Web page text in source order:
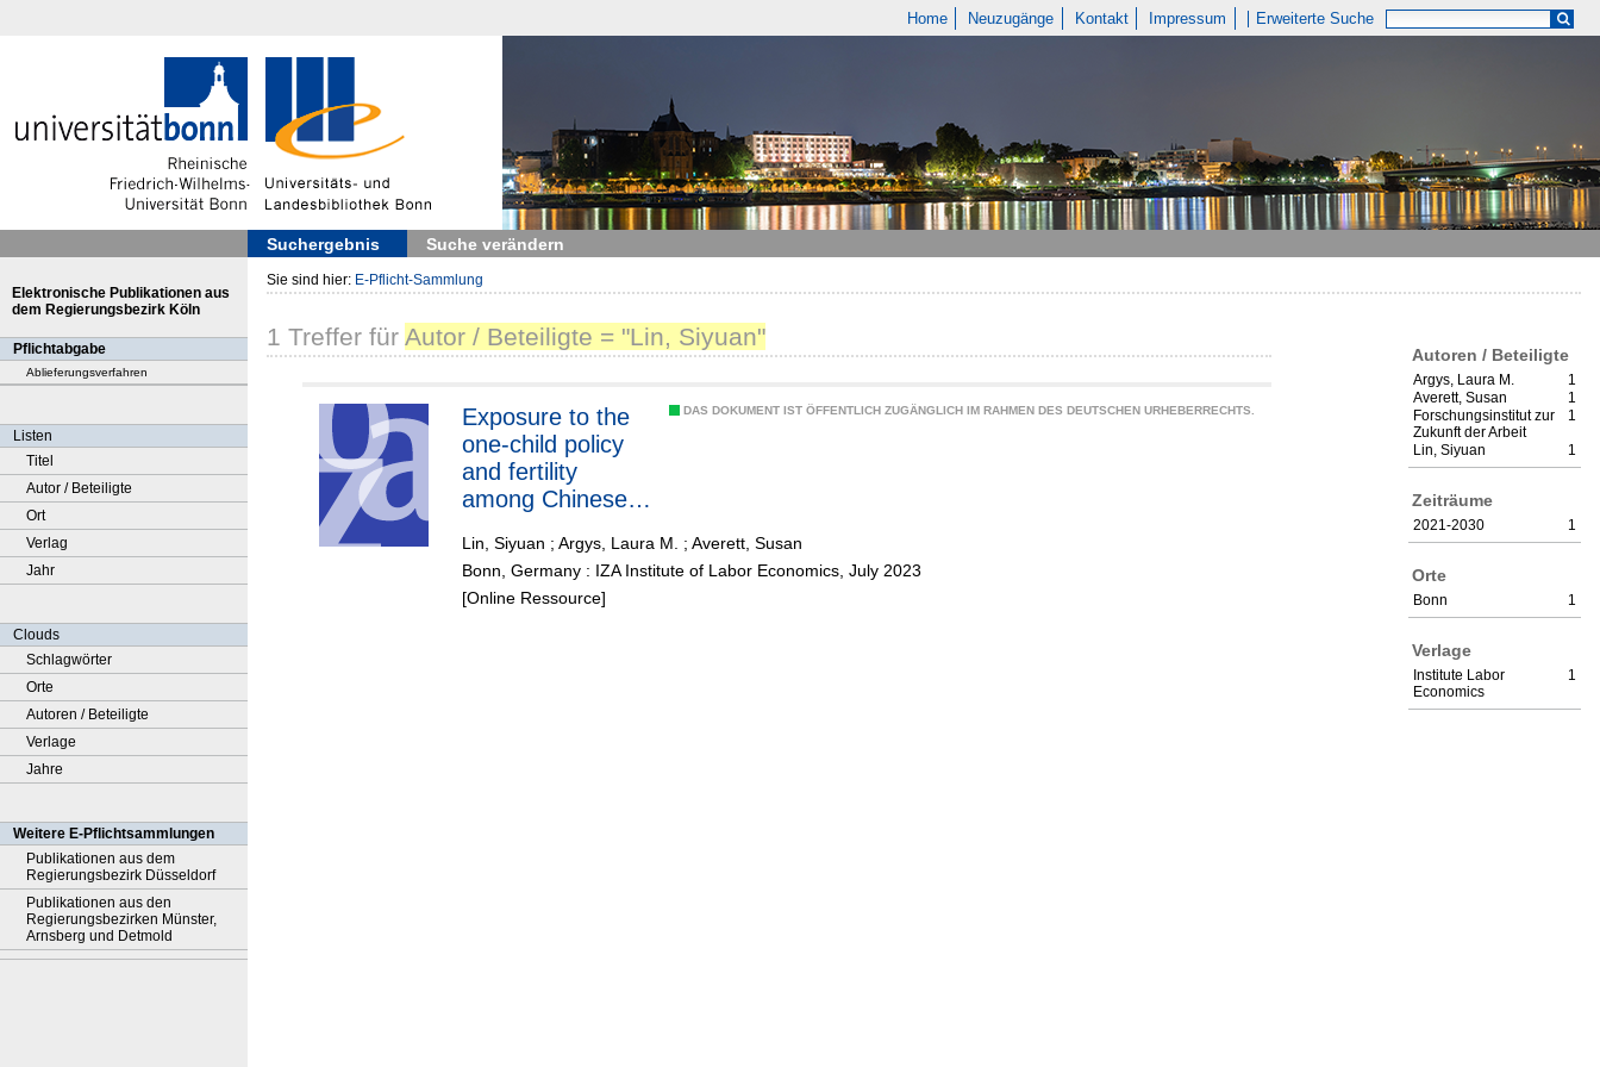
Home Neuzugänge Kontakt Impressum Erweiterte Suche
Suchergebnis Suche verändern
Elektronische Publikationen aus
dem Regierungsbezirk Köln
Pflichtabgabe
Ablieferungsverfahren
Listen
Titel
Autor / Beteiligte
Ort
Verlag
Jahr
Clouds
Schlagwörter
Orte
Autoren / Beteiligte
Verlage
Jahre
Weitere E-Pflichtsammlungen
Publikationen aus dem
Regierungsbezirk Düsseldorf
Publikationen aus den
Regierungsbezirken Münster,
Arnsberg und Detmold
Sie sind hier: E-Pflicht-Sammlung
Autoren / Beteiligte
1
Argys, Laura M.
1
Averett, Susan
1
Forschungsinstitut zur
Zukunft der Arbeit
1
Lin, Siyuan
Zeiträume
1
2021-2030
Orte
1
Bonn
Verlage
1
Institute Labor
Economics
1 Treffer für Autor / Beteiligte = "Lin, Siyuan"
DAS DOKUMENT IST ÖFFENTLICH ZUGÄNGLICH IM RAHMEN DES DEUTSCHEN URHEBERRECHTS.
Exposure to the
one-child policy
and fertility
among Chinese
US
Lin, Siyuan ; Argys, Laura M. ; Averett, Susan
Bonn, Germany : IZA Institute of Labor Economics, July 2023
[Online Ressource]